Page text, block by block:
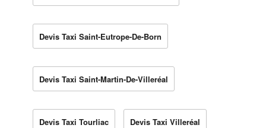
Devis Taxi Saint-Eutrope-De-Born
Devis Taxi Saint-Martin-De-Villeréal
Devis Taxi Tourliac Devis Taxi Villeréal